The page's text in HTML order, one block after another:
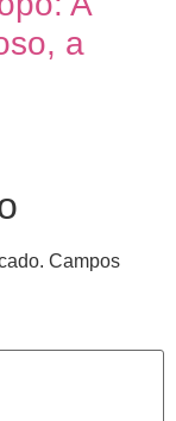
a
Campos